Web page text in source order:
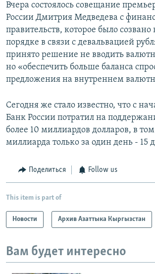
Вчера состоялось совещание
России Дмитрия Медведева с
правительств, которое было
порядке в связи с девальвацией
принято решение не вводить
но «обеспечить больше баланса
предложения на внутреннем
Сегодня же стало известно, что с
Банк России потратил на
более 10 миллиардов долларов, в
миллиарда только за один день - 15
Поделиться Follow us
This item is part of
Новости Архив Азаттыка Кыргызстан
Вам будет интересно